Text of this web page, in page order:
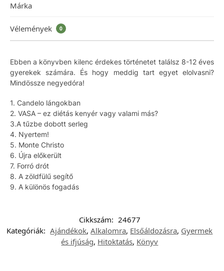
Márka
Vélemények 0
Ebben a könyvben kilenc érdekes történetet találsz 8-12 éves
gyerekek számára. És hogy meddig tart egyet elolvasni?
Mindössze negyedóra!
1. Candelo lángokban
2. VASA – ez diétás kenyér vagy valami más?
3.A tűzbe dobott serleg
4. Nyertem!
5. Monte Christo
6. Újra előkerült
7. Forró drót
8. A zöldfülű segítő
9. A különös fogadás
Cikkszám: 24677
Kategóriák: Ajándékok,Alkalomra, Elsőáldozásra, Gyermek
és ifjúság, Hitoktatás, Könyv